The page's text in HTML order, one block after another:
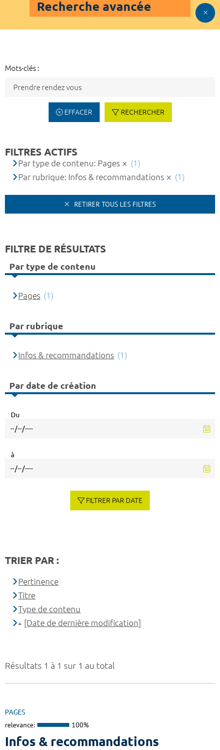
Recherche avancée
Mots-clés :
EFFACER RECHERCHER
Résultats 1 à 1 sur 1 au total
PAGES
relevance: 100%
Infos & recommandations
FILTRES ACTIFS
Par type de contenu: Pages
(1)
Par rubrique: Infos & recommandations
(1)
RETIRER TOUS LES FILTRES
FILTRE DE RÉSULTATS
Par type de contenu
Pages (1)
Par rubrique
Infos & recommandations (1)
Par date de création
Du
à
FILTRER PAR DATE
TRIER PAR :
Pertinence
Titre
Type de contenu
[Date de dernière modification]